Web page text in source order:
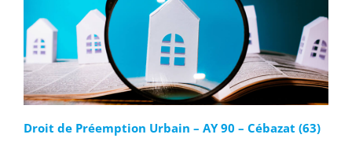
Droit de Préemption Urbain – AY 90 – Cébazat (63)